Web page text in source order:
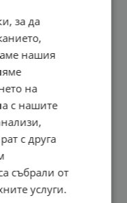
2кв2
на серпентина,
термостат.
6G-180
слънчева
1/2” за соларна
за да
нашия
на
с нашите
с друга
събрали от
услуги.